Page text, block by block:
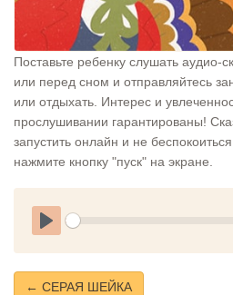
Поставьте ребенку слушать аудио-
или перед сном и отправляйтесь
или отдыхать. Интерес и
прослушивании гарантированы!
запустить онлайн и не
нажмите кнопку "пуск" на экране.
Play
← СЕРАЯ ШЕЙКА